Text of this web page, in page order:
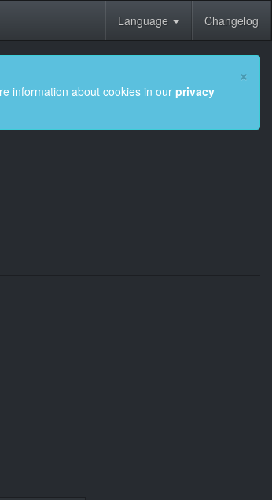
Language Changelog
×
information about cookies in our privacy